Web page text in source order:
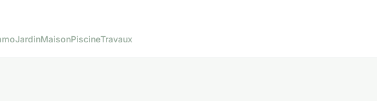
JardinMaisonPiscineTravaux